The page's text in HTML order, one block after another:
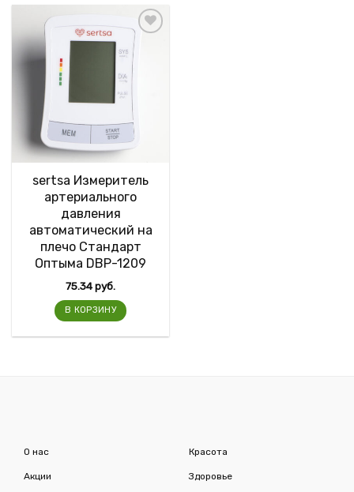
sertsa Измеритель
артериального
давления
автоматический на
плечо Стандарт
Оптыма DBP-1209
75.34руб.
В КОРЗИНУ
О нас
Акции
Красота
Здоровье